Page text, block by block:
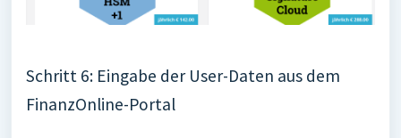
Schritt 6: Eingabe der User-Daten aus dem
FinanzOnline-Portal